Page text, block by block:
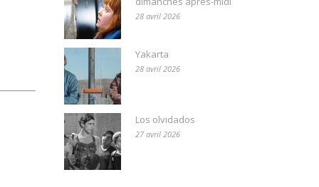
28 avril 2026
Yakarta
28 avril 2026
Los olvidados
27 avril 2026